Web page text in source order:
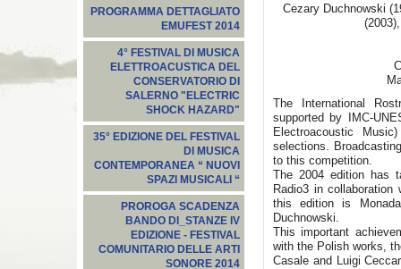
PROGRAMMA DETTAGLIATO
EMUFEST 2014
4° FESTIVAL DI MUSICA
ELETTROACUSTICA DEL
CONSERVATORIO DI
SALERNO "ELECTRIC
SHOCK HAZARD"
35° EDIZIONE DEL FESTIVAL
DI MUSICA
CONTEMPORANEA “ NUOVI
SPAZI MUSICALI “
PROROGA SCADENZA
BANDO DI_STANZE IV
EDIZIONE - FESTIVAL
COMUNITARIO DELLE ARTI
SONORE 2014
Cezary Duchnowski
The International
supported by IMC-
Electroacoustic
selections.
to this competition.
The 2004 edition has
Radio3 in collaboration
this edition is
Duchnowski.
This important
with the Polish works,
Casale and Luigi